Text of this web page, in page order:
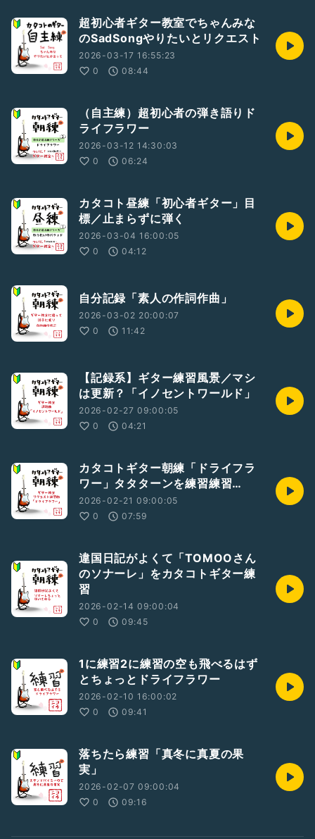
超初心者ギター教室でちゃんみな
のSadSongやりたいとリクエスト
2026-03-17 16:55:23
0
08:44
（自主練）超初心者の弾き語りド
ライフラワー
2026-03-12 14:30:03
0
06:24
カタコト昼練「初心者ギター」目
標／止まらずに弾く
2026-03-04 16:00:05
0
04:12
自分記録「素人の作詞作曲」
2026-03-02 20:00:07
0
11:42
【記録系】ギター練習風景／マシ
は更新？「イノセントワールド」
2026-02-27 09:00:05
0
04:21
カタコトギター朝練「ドライフラ
ワー」タタターンを練習練習…
2026-02-21 09:00:05
0
07:59
違国日記がよくて「TOMOOさん
のソナーレ」をカタコトギター練
習
2026-02-14 09:00:04
0
09:45
1に練習2に練習の空も飛べるはず
とちょっとドライフラワー
2026-02-10 16:00:02
0
09:41
落ちたら練習「真冬に真夏の果
実」
2026-02-07 09:00:04
0
09:16